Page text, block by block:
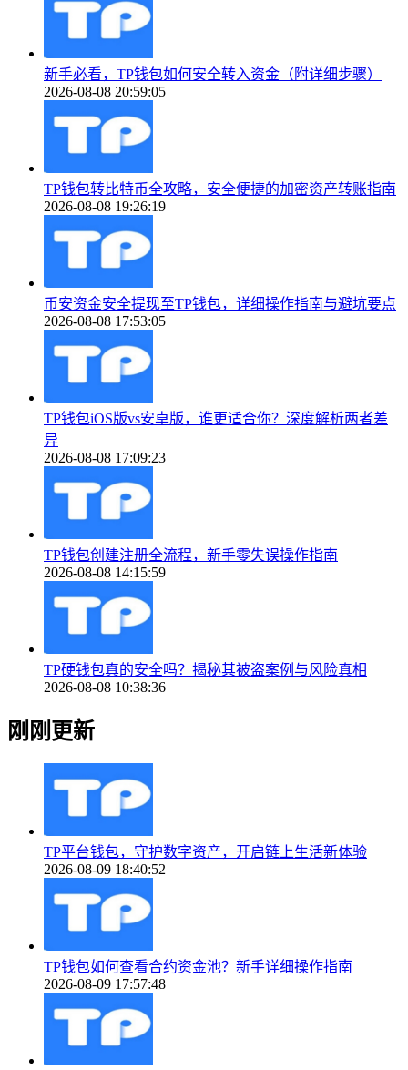
新手必看，TP钱包如何安全转入资金（附详细步骤）
2026-08-08 20:59:05
TP钱包转比特币全攻略，安全便捷的加密资产转账指南
2026-08-08 19:26:19
币安资金安全提现至TP钱包，详细操作指南与避坑要点
2026-08-08 17:53:05
TP钱包iOS版vs安卓版，谁更适合你？深度解析两者差
异
2026-08-08 17:09:23
TP钱包创建注册全流程，新手零失误操作指南
2026-08-08 14:15:59
TP硬钱包真的安全吗？揭秘其被盗案例与风险真相
2026-08-08 10:38:36
刚刚更新
TP平台钱包，守护数字资产，开启链上生活新体验
2026-08-09 18:40:52
TP钱包如何查看合约资金池？新手详细操作指南
2026-08-09 17:57:48